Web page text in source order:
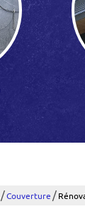
/Couverture /